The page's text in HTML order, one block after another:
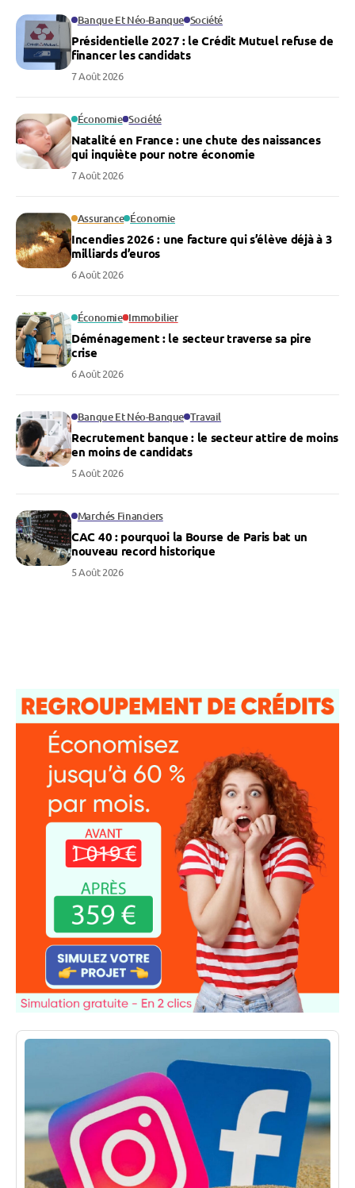
Banque Et Néo-Banque Société
Présidentielle 2027 : le Crédit Mutuel refuse de
financer les candidats
7 Août 2026
Économie Société
Natalité en France : une chute des naissances
qui inquiète pour notre économie
7 Août 2026
Assurance Économie
Incendies 2026 : une facture qui s’élève déjà à 3
milliards d’euros
6 Août 2026
Économie Immobilier
Déménagement : le secteur traverse sa pire
crise
6 Août 2026
Banque Et Néo-Banque Travail
Recrutement banque : le secteur attire de moins
en moins de candidats
5 Août 2026
Marchés Financiers
CAC 40 : pourquoi la Bourse de Paris bat un
nouveau record historique
5 Août 2026